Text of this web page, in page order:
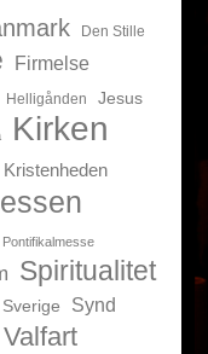
Den Stille
Firmelse
Helligånden
Jesus
Kirken
Kristenheden
Pontifikalmesse
Spiritualitet
Sverige
Synd
Valfart